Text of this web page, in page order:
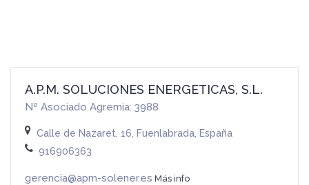
A.P.M. SOLUCIONES ENERGETICAS, S.L.
Nº Asociado Agremia: 3988
Calle de Nazaret, 16, Fuenlabrada, España
916906363
gerencia@apm-solener.es Más info